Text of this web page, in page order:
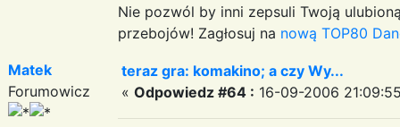
Nie pozwól by inni zepsuli Twoją
przebojów! Zagłosuj na nową TOP80
Matek
Forumowicz
teraz gra: komakino; a czy Wy...
« Odpowiedz #64 : 16-09-2006